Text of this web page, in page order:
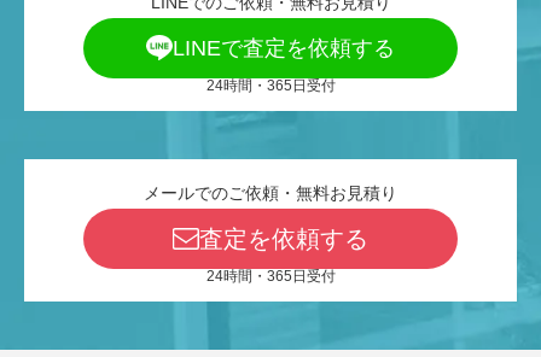
LINEで査定を依頼する
24時間・365日受付
メールでのご依頼・無料お見積り
査定を依頼する
24時間・365日受付